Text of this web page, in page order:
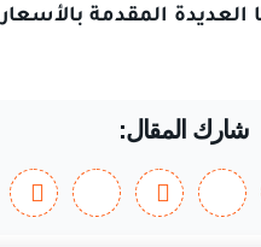
العديدة المقدمة بالأسعار
شارك المقال: